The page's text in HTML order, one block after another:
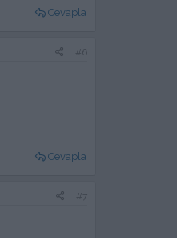
Cevapla
#6
Cevapla
#7